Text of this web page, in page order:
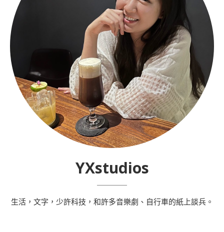
YXstudios
生活，文字，少許科技，和許多音樂劇、自行車的紙上談兵。